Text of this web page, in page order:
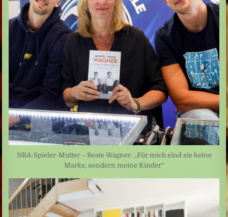
NBA-Spieler-Mutter – Beate Wagner: „Für mich sind sie keine
Marke, sondern meine Kinder“